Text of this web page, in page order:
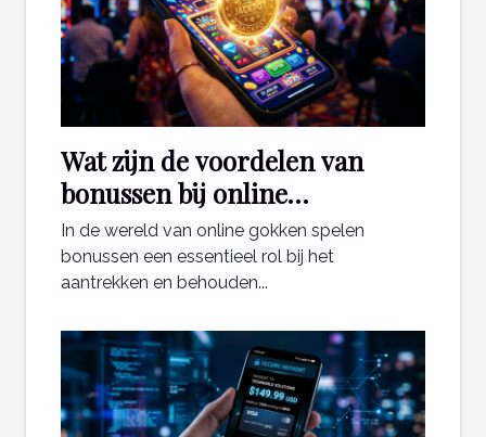
Wat zijn de voordelen van
bonussen bij online
gokplatforms?
In de wereld van online gokken spelen
bonussen een essentieel rol bij het
aantrekken en behouden...